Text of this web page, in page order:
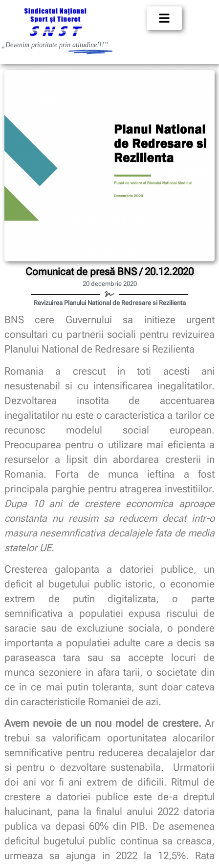
„Devenim prioritate prin atitudine!!!”
Comunicat de presă BNS / 20.12.2020
20 decembrie 2020
Revizuirea Planului National de Redresare si Rezilienta
BNS cere Guvernului sa initieze urgent
consultari cu partnerii sociali pentru revizuirea
Planului National de Redresare si Rezilienta
Romania a crescut in toti acesti ani
nesustenabil si cu intensificarea inegalitatilor.
Dezvoltarea insotita de accentuarea
inegalitatilor nu este o caracteristica a tarilor ce
recunosc modelul social european.
Preocuparea pentru o utilizare mai eficienta a
resurselor a lipsit din abordarea cresterii in
Romania. Forta de munca ieftina a fost
principala parghie pentru atragerea investitiilor.
Dupa 10 ani de crestere economica aproape
constanta nu reusim sa reducem decat intr-o
masura nesemnficativa decalajele fata de media
statelor UE.
Cresterea galopanta a datoriei publice, un
deficit al bugetului public istoric, o economie
extrem de putin digitalizata, o parte
semnificativa a populatiei expusa riscului de
saracie sau de excluziune sociala, o pondere
importanta a populatiei adulte care a decis sa
paraseasca tara sau sa accepte locuri de
munca sezoniere in afara tarii, o societate din
ce in ce mai putin toleranta, sunt doar cateva
din caracteristicile Romaniei de azi.
Avem nevoie de un nou model de crestere. Ar
trebui sa valorificam oportunitatea alocarilor
semnificative pentru reducerea decalajelor dar
si pentru o dezvoltare sustenabila. Urmatorii
doi ani vor fi ani extrem de dificili. Ritmul de
crestere a datoriei publice este de-a dreptul
halucinant, pana la finalul anului 2022 datoria
publica va depasi 60% din PIB. De asemenea
deficitul bugetului public continua sa creasca,
urmeaza sa ajunga in 2022 la 12,5%. Rata